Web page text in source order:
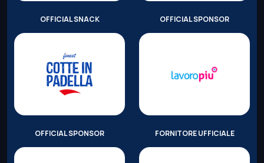
OFFICIAL SNACK OFFICIAL SPONSOR
OFFICIAL SPONSOR FORNITORE UFFICIALE